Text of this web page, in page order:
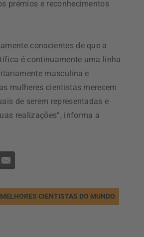
prémios e reconhecimentos
conscientes de que a
é continuamente uma linha
masculina e
mulheres cientistas merecem
de serem representadas e
realizações”, informa a
MELHORES CIENTISTAS DO MUNDO